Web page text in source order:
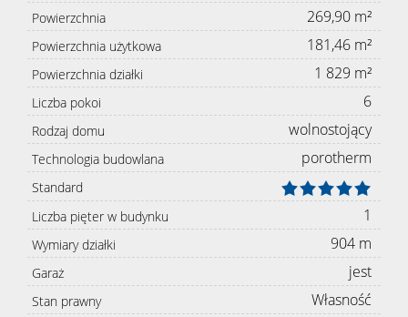
Powierzchnia 269,90 m²
Powierzchnia użytkowa 181,46 m²
Powierzchnia działki 1 829 m²
Liczba pokoi 6
Rodzaj domu wolnostojący
Technologia budowlana porotherm
Standard
Liczba pięter w budynku
1
Wymiary działki 904 m
Garaż jest
Stan prawny Własność